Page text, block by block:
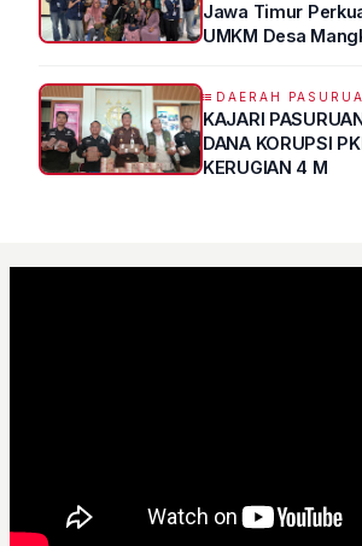
Jawa Timur
UMKM Desa
DAERAH
KAJARI
DANA KORUPSI
KERUGIAN 4 M